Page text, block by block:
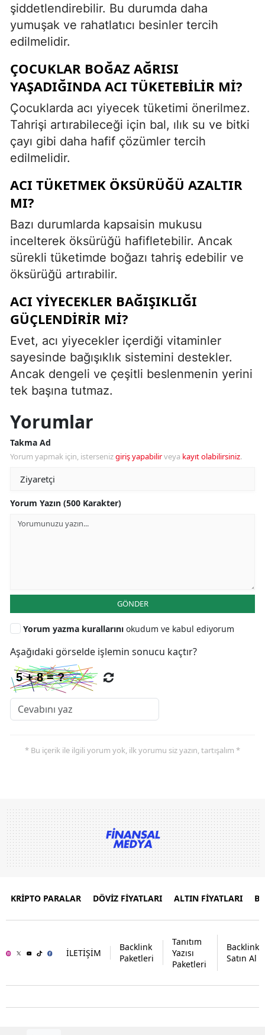
şiddetlendirebilir. Bu durumda daha
yumuşak ve rahatlatıcı besinler tercih
edilmelidir.
ÇOCUKLAR BOĞAZ AĞRISI
YAŞADIĞINDA ACI TÜKETEBILIR MI?
Çocuklarda acı yiyecek tüketimi önerilmez.
Tahrişi artırabileceği için bal, ılık su ve bitki
çayı gibi daha hafif çözümler tercih
edilmelidir.
ACI TÜKETMEK ÖKSÜRÜĞÜ AZALTIR
MI?
Bazı durumlarda kapsaisin mukusu
incelterek öksürüğü hafifletebilir. Ancak
sürekli tüketimde boğazı tahriş edebilir ve
öksürüğü artırabilir.
ACI YIYECEKLER BAĞIŞIKLIĞI
GÜÇLENDIRIR MI?
Evet, acı yiyecekler içerdiği vitaminler
sayesinde bağışıklık sistemini destekler.
Ancak dengeli ve çeşitli beslenmenin yerini
tek başına tutmaz.
Yorumlar
Takma Ad
Yorum yapmak için, istersenizgiriş yapabilirveya kayıt olabilirsiniz.
Yorum Yazın (500 Karakter)
GÖNDER
Yorum yazma kurallarını okudum ve kabul ediyorum
Aşağıdaki görselde işlemin sonucu kaçtır?
* Bu içerik ile ilgili yorum yok, ilk yorumu siz yazın, tartışalım *
KRİPTO PARALAR DÖVİZ FİYATLARI ALTIN FİYATLARI
İLETİŞİM
Backlink
Paketleri
Tanıtım
Yazısı
Paketleri
Backlink
Satın Al